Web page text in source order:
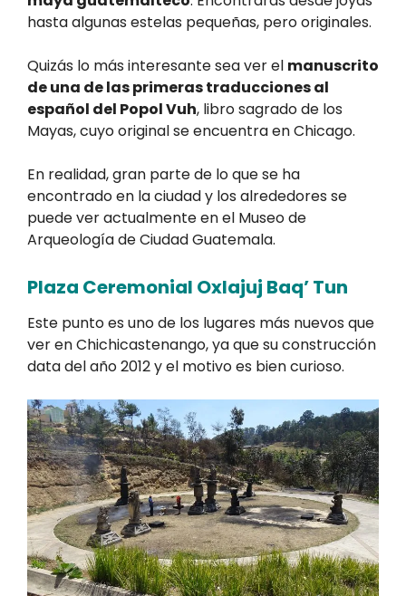
hasta algunas estelas pequeñas, pero originales.
Quizás lo más interesante sea ver el manuscrito
de una de las primeras traducciones al
español del Popol Vuh, libro sagrado de los
Mayas, cuyo original se encuentra en Chicago.
En realidad, gran parte de lo que se ha
encontrado en la ciudad y los alrededores se
puede ver actualmente en el Museo de
Arqueología de Ciudad Guatemala.
Plaza Ceremonial Oxlajuj Baq’ Tun
Este punto es uno de los lugares más nuevos que
ver en Chichicastenango, ya que su construcción
data del año 2012 y el motivo es bien curioso.